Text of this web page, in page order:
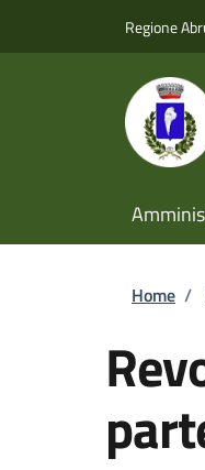
Regione
Home /